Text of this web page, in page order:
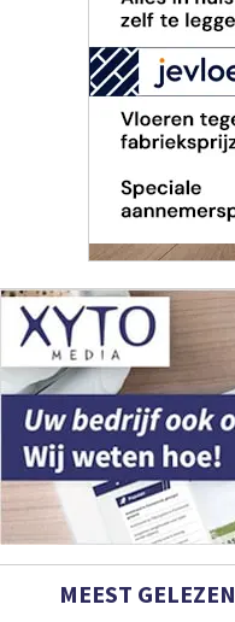
MEEST GELEZEN